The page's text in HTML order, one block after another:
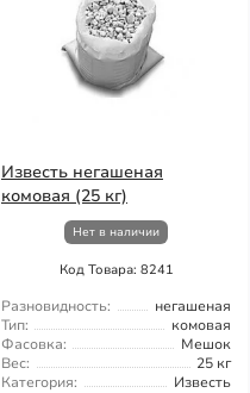
Известь негашеная
комовая (25 кг)
Нет в наличии
Код Товара: 8241
Разновидность:
негашеная
Тип:
комовая
Фасовка:
Мешок
Вес:
25 кг
Категория:
Известь